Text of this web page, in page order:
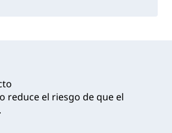
reduce el riesgo de que el